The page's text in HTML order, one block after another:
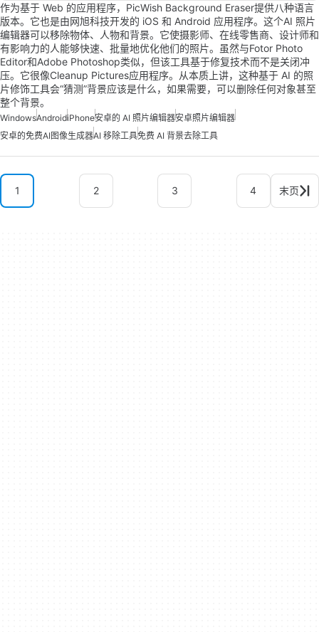
作为基于 Web 的应用程序，PicWish Background Eraser提供八种语言
版本。它也是由网旭科技开发的 iOS 和 Android 应用程序。这个AI 照片
编辑器可以移除物体、人物和背景。它使摄影师、在线零售商、设计师和
有影响力的人能够快速、批量地优化他们的照片。虽然与Fotor Photo
Editor和Adobe Photoshop类似，但该工具基于修复技术而不是关闭冲
压。它很像Cleanup Pictures应用程序。从本质上讲，这种基于 AI 的照
片修饰工具会“猜测”背景应该是什么，如果需要，可以删除任何对象甚至
整个背景。
WindowsAndroidiPhone安卓的 AI 照片编辑器安卓照片编辑器
安卓的免费AI图像生成器AI 移除工具免费 AI 背景去除工具
1 2 3 4 末页